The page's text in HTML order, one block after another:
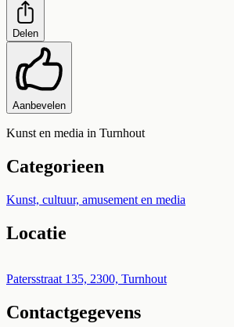
Delen
Aanbevelen
Kunst en media in Turnhout
Categorieen
Kunst, cultuur, amusement en media
Locatie
+
−
Patersstraat 135, 2300, Turnhout
Contactgegevens